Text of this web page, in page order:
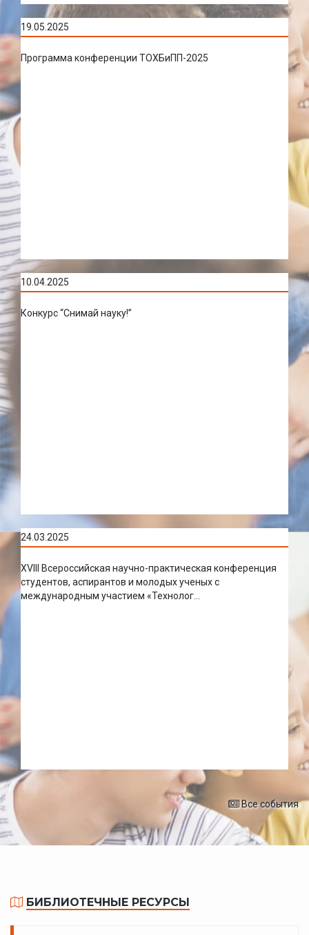
19.05.2025
Программа конференции ТОХБиПП-2025
10.04.2025
Конкурс “Снимай науку!”
24.03.2025
XVIII Всероссийская научно-практическая конференция
студентов, аспирантов и молодых ученых с
международным участием «Технолог...
Все события
БИБЛИОТЕЧНЫЕ РЕСУРСЫ